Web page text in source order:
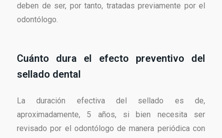
deben de ser, por tanto, tratadas previamente por el
odontólogo.
Cuánto dura el efecto preventivo del
sellado dental
La duración efectiva del sellado es de,
aproximadamente, 5 años, si bien necesita ser
revisado por el odontólogo de manera periódica con